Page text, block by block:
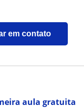
em contato
aula gratuita